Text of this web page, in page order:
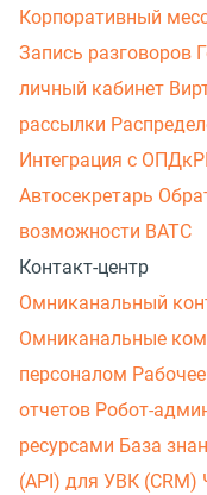
Корпоративный
Запись разговоров
личный кабинет
рассылки
Интеграция с
Автосекретарь
возможности ВАТС
Контакт-центр
Омниканальный
Омниканальные
персоналом
отчетов Робот-
ресурсами База
(API) для УВК (CRM)